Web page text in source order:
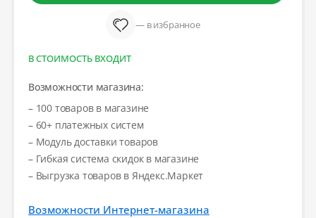
— в избранное
В СТОИМОСТЬ ВХОДИТ
Возможности магазина:
– 100 товаров в магазине
– 60+ платежных систем
– Модуль доставки товаров
– Гибкая система скидок в магазине
– Выгрузка товаров в Яндекс.Маркет
Возможности Интернет-магазина